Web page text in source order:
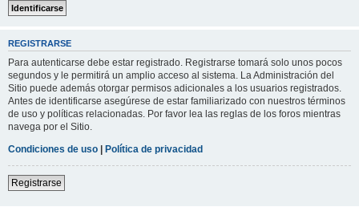
REGISTRARSE
Para autenticarse debe estar registrado. Registrarse tomará solo unos pocos
segundos y le permitirá un amplio acceso al sistema. La Administración del
Sitio puede además otorgar permisos adicionales a los usuarios registrados.
Antes de identificarse asegúrese de estar familiarizado con nuestros términos
de uso y políticas relacionadas. Por favor lea las reglas de los foros mientras
navega por el Sitio.
Condiciones de uso | Política de privacidad
Registrarse